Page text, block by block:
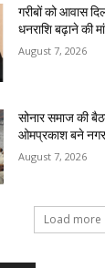
गरीबों को आवास
धनराशि बढ़ाने की
August 7, 2026
सोनार समाज की
ओमप्रकाश बने
August 7, 2026
Load more